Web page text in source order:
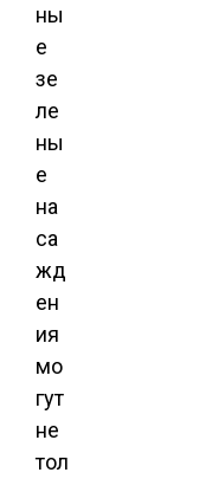
ны
е
зе
ле
ны
е
на
са
жд
ен
ия
мо
гут
не
тол